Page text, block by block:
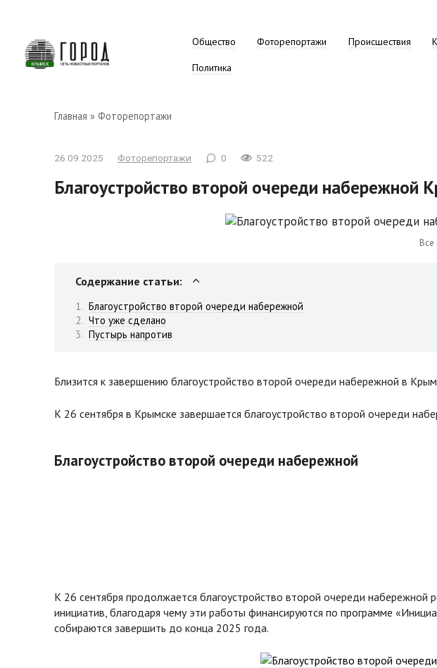
контенту
Общество Фоторепортажи Происшествия
Политика
Главная » Фоторепортажи
26.09.2025 Фоторепортажи 0 522
Благоустройство второй очереди набережной
Все
Содержание статьи:
Благоустройство второй очереди набережной
Что уже сделано
Пустырь напротив
Близится к завершению благоустройство второй очереди набережной в
К 26 сентября в Крымске завершается благоустройство второй очереди
Благоустройство второй очереди набережной
К 26 сентября продолжается благоустройство второй очереди
инициатив, благодаря чему эти работы финансируются по программе
собираются завершить до конца 2025 года.